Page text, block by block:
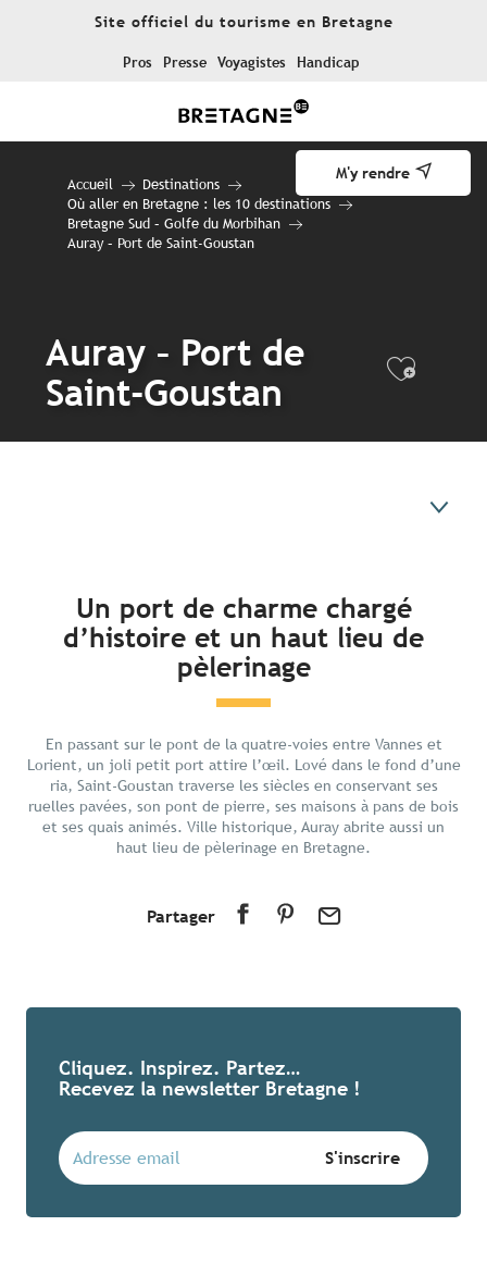
Site officiel du tourisme en Bretagne
Pros Presse Voyagistes Handicap
M'y rendre
Accueil
Destinations
Où aller en Bretagne : les 10 destinations
Bretagne Sud – Golfe du Morbihan
Auray – Port de Saint-Goustan
Auray – Port de
Saint-Goustan
Découvrir
Préparer votre séjour
Un port de charme chargé
d’histoire et un haut lieu de
pèlerinage
En passant sur le pont de la quatre-voies entre Vannes et
Lorient, un joli petit port attire l’œil. Lové dans le fond d’une
ria, Saint-Goustan traverse les siècles en conservant ses
ruelles pavées, son pont de pierre, ses maisons à pans de bois
et ses quais animés. Ville historique, Auray abrite aussi un
haut lieu de pèlerinage en Bretagne.
Partager
Cliquez. Inspirez. Partez…
Recevez la newsletter Bretagne !